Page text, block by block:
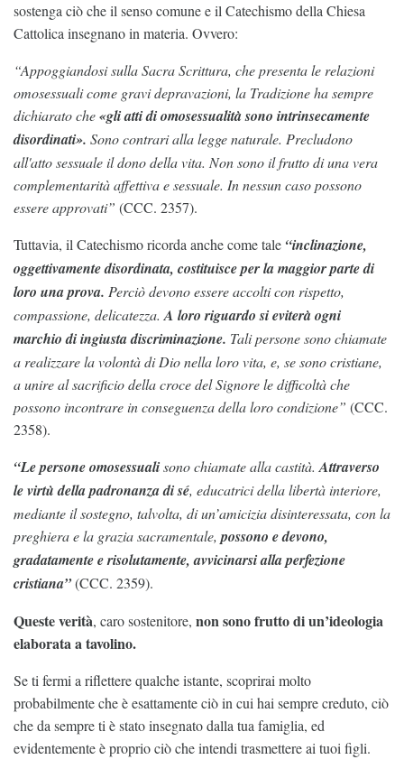
sostenga ciò che il senso comune e il Catechismo della Chiesa
Cattolica insegnano in materia. Ovvero:
“Appoggiandosi sulla Sacra Scrittura, che presenta le relazioni
omosessuali come gravi depravazioni, la Tradizione ha sempre
dichiarato che«gli atti di omosessualità sono intrinsecamente
disordinati». Sono contrari alla legge naturale. Precludono
all'atto sessuale il dono della vita. Non sono il frutto di una vera
complementarità affettiva e sessuale. In nessun caso possono
essere approvati” (CCC. 2357).
Tuttavia, il Catechismo ricorda anche come tale “inclinazione,
oggettivamente disordinata, costituisce per la maggior parte di
loro una prova. Perciò devono essere accolti con rispetto,
compassione, delicatezza.A loro riguardo si eviterà ogni
marchio di ingiusta discriminazione. Tali persone sono chiamate
a realizzare la volontà di Dio nella loro vita, e, se sono cristiane,
a unire al sacrificio della croce del Signore le difficoltà che
possono incontrare in conseguenza della loro condizione” (CCC.
2358).
“Le persone omosessualisono chiamate alla castità.Attraverso
le virtù della padronanza di sé, educatrici della libertà interiore,
mediante il sostegno, talvolta, di un’amicizia disinteressata, con la
preghiera e la grazia sacramentale,possono e devono,
gradatamente e risolutamente, avvicinarsi alla perfezione
cristiana”(CCC. 2359).
Queste verità, caro sostenitore, non sono frutto di un’ideologia
elaborata a tavolino.
Se ti fermi a riflettere qualche istante, scoprirai molto
probabilmente che è esattamente ciò in cui hai sempre creduto, ciò
che da sempre ti è stato insegnato dalla tua famiglia, ed
evidentemente è proprio ciò che intendi trasmettere ai tuoi figli.